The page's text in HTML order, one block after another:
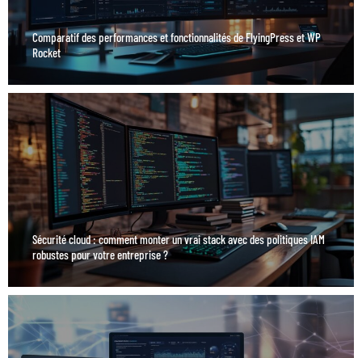
Comparatif des performances et fonctionnalités de FlyingPress et WP
Rocket
Sécurité cloud : comment monter un vrai stack avec des politiques IAM
robustes pour votre entreprise ?